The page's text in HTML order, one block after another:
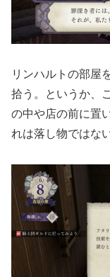
リンハルトの部屋
拾う。というか、
の中や店の前に置
れは落し物ではな